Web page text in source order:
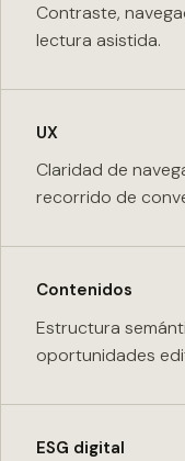
Contraste,
lectura asistida.
UX
Claridad de
recorrido de
Contenidos
Estructura
oportunidades
ESG digital